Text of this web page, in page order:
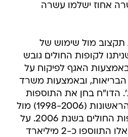
אחוז ישלמו עשרה
תקצוב מול שימוש של
לקופות החולים גובש
האגף לפיקוח על
ובאמצעות משרד
הדו"ח בחן את התוספות
לסל השירותים בשנים הראשונות (1998-2006) מול
השימושים בפועל בקופות החולים בשנת 2006. על
פי הדו"ח במהלך שנים אלו התווספו כ-2 מיליארד